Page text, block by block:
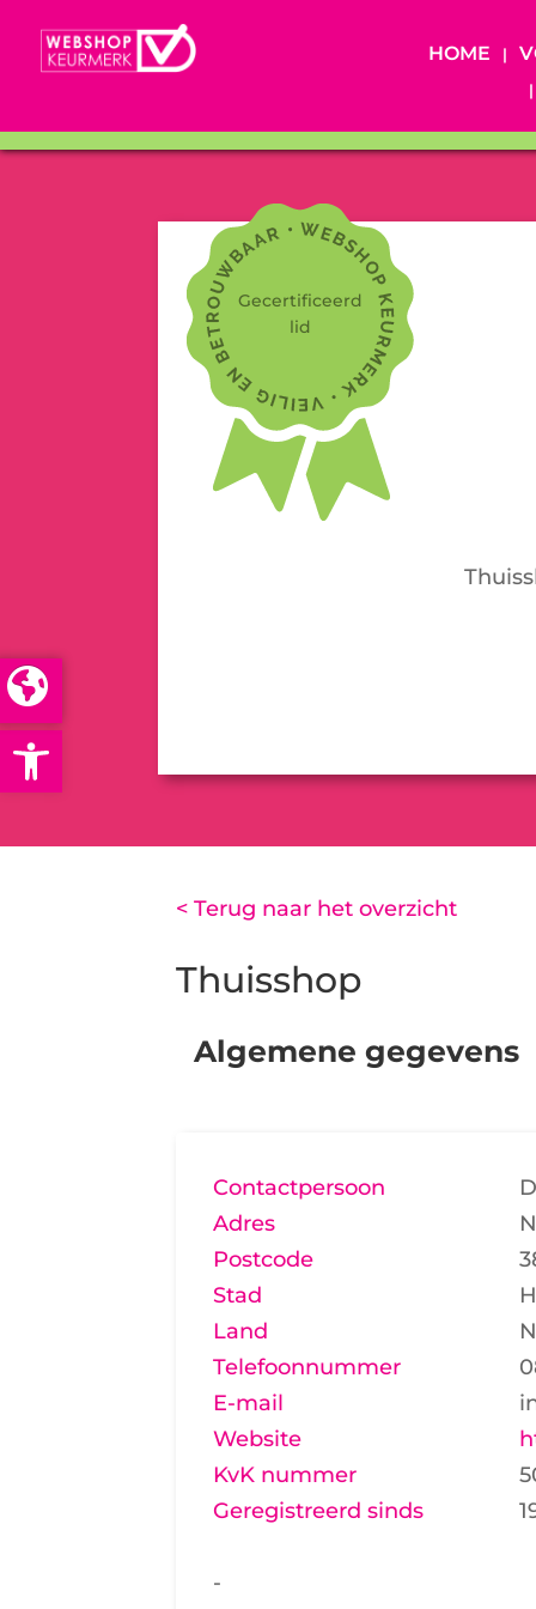
Open toolbar
HOME
Gecertificeerd
lid
< Terug naar het overzicht
Thuisshop
Algemene gegevens
Contactpersoon
Adres
Postcode
Stad
Land
Telefoonnummer
E-mail
Website
KvK nummer
Geregistreerd sinds
-